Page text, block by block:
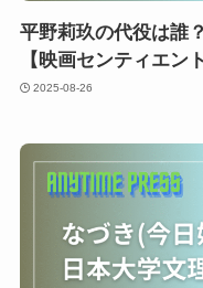
平野莉玖の代役は誰
【映画センティエン
2025-08-26